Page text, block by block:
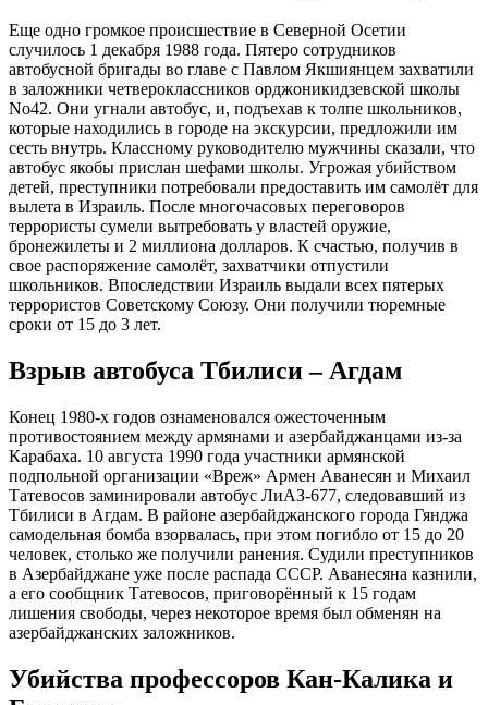
Еще одно громкое происшествие в Северной Осетии
случилось 1 декабря 1988 года. Пятеро сотрудников
автобусной бригады во главе с Павлом Якшиянцем захватили
в заложники четвероклассников орджоникидзевской школы
No42. Они угнали автобус, и, подъехав к толпе школьников,
которые находились в городе на экскурсии, предложили им
сесть внутрь. Классному руководителю мужчины сказали, что
автобус якобы прислан шефами школы. Угрожая убийством
детей, преступники потребовали предоставить им самолёт для
вылета в Израиль. После многочасовых переговоров
террористы сумели вытребовать у властей оружие,
бронежилеты и 2 миллиона долларов. К счастью, получив в
свое распоряжение самолёт, захватчики отпустили
школьников. Впоследствии Израиль выдали всех пятерых
террористов Советскому Союзу. Они получили тюремные
сроки от 15 до 3 лет.
Взрыв автобуса Тбилиси – Агдам
Конец 1980-х годов ознаменовался ожесточенным
противостоянием между армянами и азербайджанцами из-за
Карабаха. 10 августа 1990 года участники армянской
подпольной организации «Вреж» Армен Аванесян и Михаил
Татевосов заминировали автобус ЛиАЗ-677, следовавший из
Тбилиси в Агдам. В районе азербайджанского города Гянджа
самодельная бомба взорвалась, при этом погибло от 15 до 20
человек, столько же получили ранения. Судили преступников
в Азербайджане уже после распада СССР. Аванесяна казнили,
а его сообщник Татевосов, приговорённый к 15 годам
лишения свободы, через некоторое время был обменян на
азербайджанских заложников.
Убийства профессоров Кан-Калика и